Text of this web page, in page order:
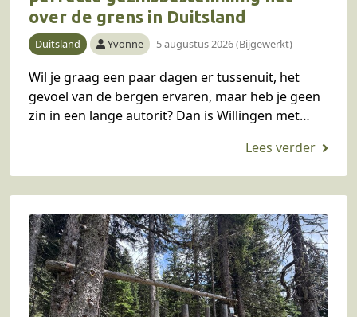
over de grens in Duitsland
Duitsland Yvonne 5 augustus 2026 (Bijgewerkt)
Wil je graag een paar dagen er tussenuit, het
gevoel van de bergen ervaren, maar heb je geen
zin in een lange autorit? Dan is Willingen met